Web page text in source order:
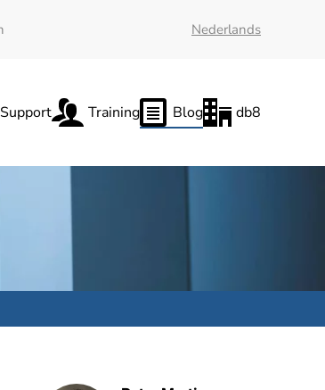
Nederlands
Support Training Blog db8